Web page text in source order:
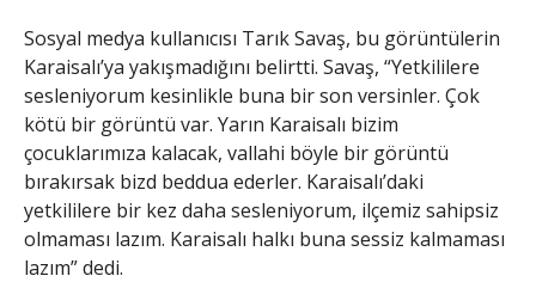
Sosyal medya kullanıcısı Tarık Savaş, bu görüntülerin
Karaisalı’ya yakışmadığını belirtti. Savaş, “Yetkililere
sesleniyorum kesinlikle buna bir son versinler. Çok
kötü bir görüntü var. Yarın Karaisalı bizim
çocuklarımıza kalacak, vallahi böyle bir görüntü
bırakırsak bizd beddua ederler. Karaisalı’daki
yetkililere bir kez daha sesleniyorum, ilçemiz sahipsiz
olmaması lazım. Karaisalı halkı buna sessiz kalmaması
lazım” dedi.